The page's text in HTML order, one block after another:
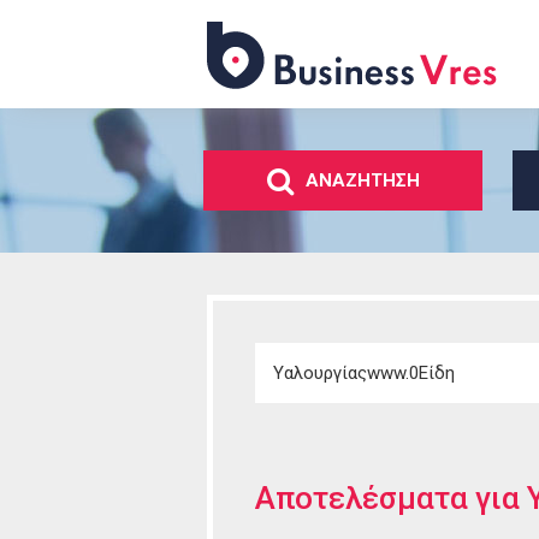
Business
Vres
ΑΝΑΖΗΤΗΣΗ
Αποτελέσματα για